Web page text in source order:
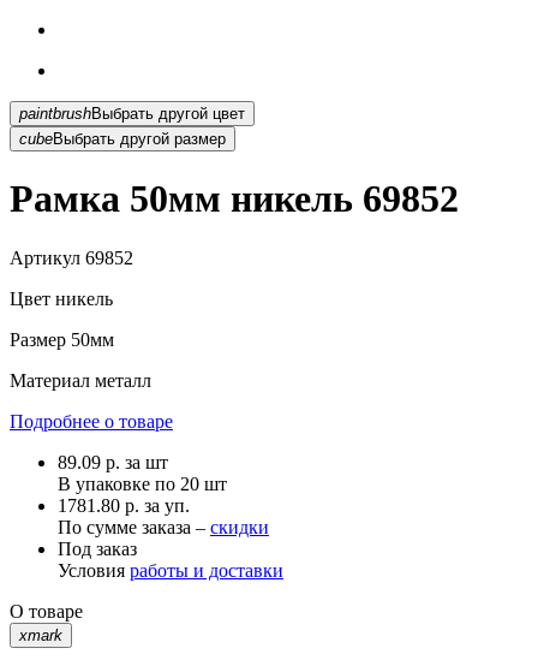
paintbrush
Выбрать другой цвет
cubeВыбрать другой размер
Рамка 50мм никель 69852
Артикул 69852
Цвет никель
Размер 50мм
Материал металл
Подробнее о товаре
89.09 р. за шт
В упаковке по 20 шт
1781.80 р. за уп.
По сумме заказа – скидки
Под заказ
Условия работы и доставки
О товаре
xmark